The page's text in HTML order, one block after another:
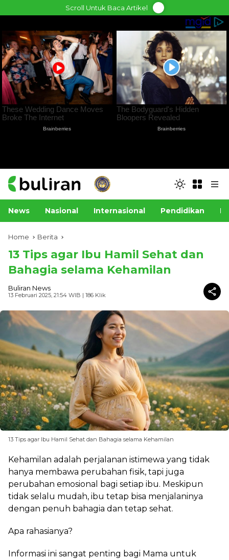
to
Scroll Untuk Baca Artikel
News Nasional Internasional Pendidikan
Home Berita
13 Tips agar Ibu Hamil Sehat dan
Bahagia selama Kehamilan
Buliran News
13 Februari 2025, 21:54 WIB | 186 Klik
13 Tips agar Ibu Hamil Sehat dan Bahagia selama Kehamilan
Kehamilan adalah perjalanan istimewa yang tidak
hanya membawa perubahan fisik, tapi juga
perubahan emosional bagi setiap ibu. Meskipun
tidak selalu mudah, ibu tetap bisa menjalaninya
dengan penuh bahagia dan tetap sehat.
Apa rahasianya?
Informasi ini sangat penting bagi Mama untuk